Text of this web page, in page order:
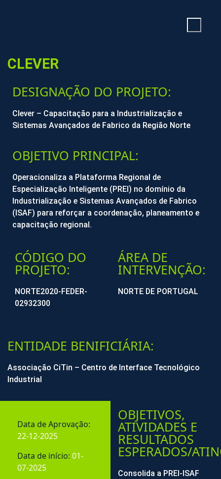
CLEVER
DESIGNAÇÃO DO PROJETO:
Clever – Capacitação para a Industrialização e
Sistemas Avançados de Fabrico da Região Norte
OBJETIVO PRINCIPAL:
Operacionaliza a Plataforma Regional de
Especialização Inteligente (PREI) no domínio da
Industrialização e Sistemas Avançados de Fabrico
(ISAF) para reforçar a coordenação, planeamento e
capacitação regional.
CÓDIGO DO
PROJETO:
NORTE2020-FEDER-
02932300
ÁREA DE
INTERVENÇÃO:
NORTE DE PORTUGAL
ENTIDADE BENIFICIÁRIA:
Associação CiTin – Centro de Interface Tecnológico
Industrial
Data de Aprovação:
22-12-2025
Data de início: 01-
07-2025
OBJETIVOS,
ATIVIDADES E
RESULTADOS
ESPERADOS/
Consolida a PREI-ISAF